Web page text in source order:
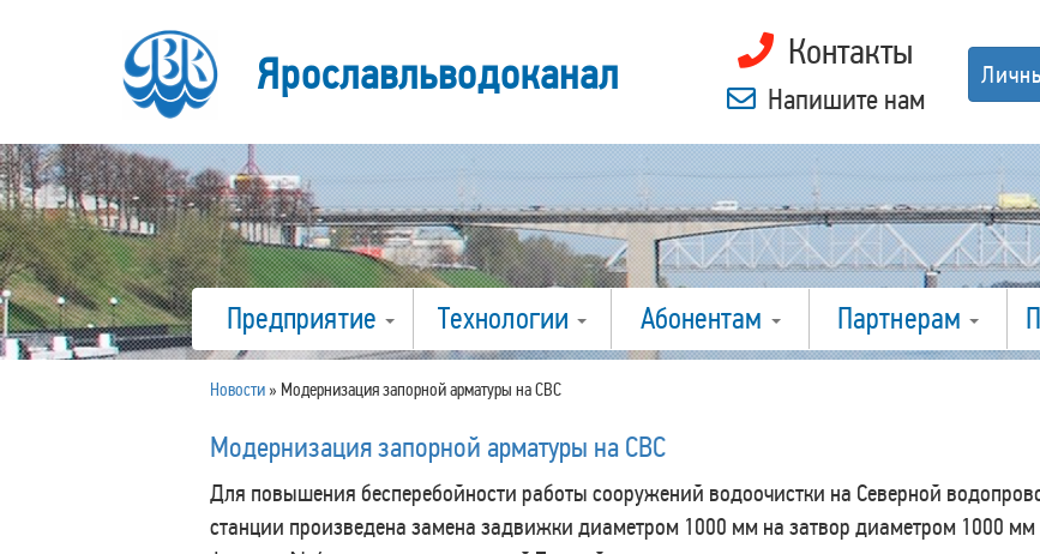
Ярославльводоканал Контакты
Напишите нам
Предприятие Технологии Абонентам Партнерам
Новости » Модернизация запорной арматуры на СВС
Модернизация запорной арматуры на СВС
Для повышения бесперебойности работы сооружений водоочистки на Северной
станции произведена замена задвижки диаметром 1000 мм на затвор диаметром 1000 мм